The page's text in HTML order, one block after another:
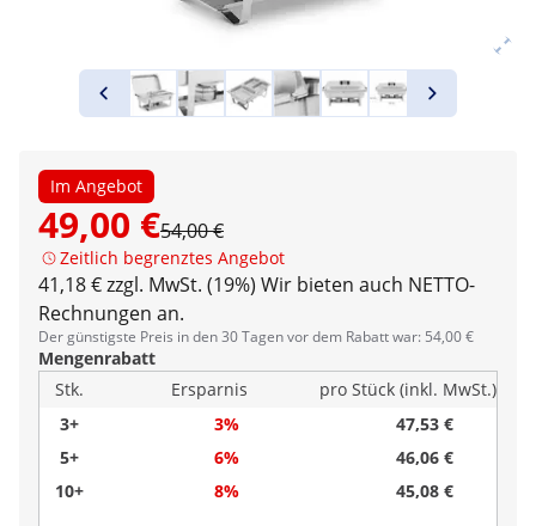
Im Angebot
49,00 €54,00 €
Zeitlich begrenztes Angebot
41,18 € zzgl. MwSt. (19%) Wir bieten auch NETTO-
Rechnungen an.
Der günstigste Preis in den 30 Tagen vor dem Rabatt war: 54,00 €
Mengenrabatt
Stk.
Ersparnis
pro Stück (inkl. MwSt.)
3+
3%
47,53 €
5+
6%
46,06 €
10+
8% 45,08 €